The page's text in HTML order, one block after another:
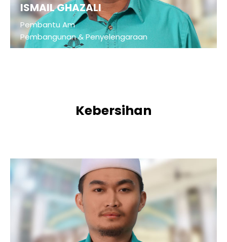
ISMAIL GHAZALI
Pembantu Am
Pembangunan & Penyelengaraan
Kebersihan